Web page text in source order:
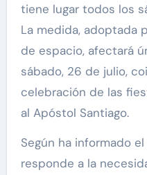
tiene lugar todos los
La medida, adoptada
de espacio, afectará
sábado, 26 de julio,
celebración de las
al Apóstol Santiago.
Según ha informado
responde a la